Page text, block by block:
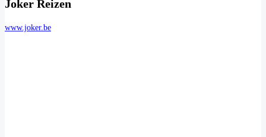
Joker Reizen
www.joker.be